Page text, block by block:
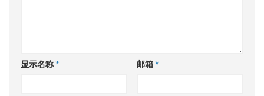
显示名称* 邮箱*